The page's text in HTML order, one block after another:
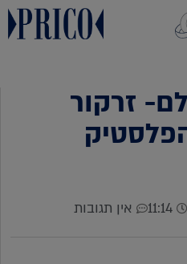
זרקור
11:14 אין תגובות